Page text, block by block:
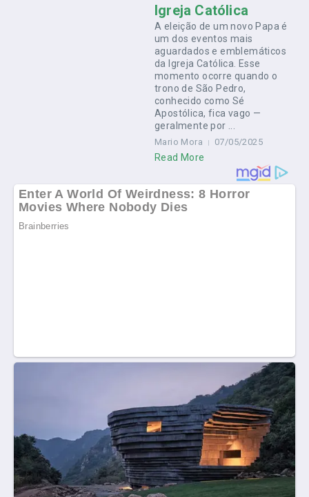
Igreja Católica
A eleição de um novo Papa é
um dos eventos mais
aguardados e emblemáticos
da Igreja Católica. Esse
momento ocorre quando o
trono de São Pedro,
conhecido como Sé
Apostólica, fica vago —
geralmente por ...
Mario Mora 07/05/2025
Read More